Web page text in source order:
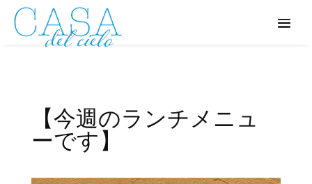
【今週のランチメニュ
ーです】